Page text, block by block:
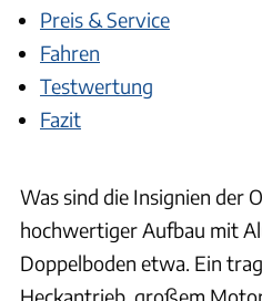
Preis & Service
Fahren
Testwertung
Fazit
Was sind die Insignien der
hochwertiger Aufbau mit
Doppelboden etwa. Ein